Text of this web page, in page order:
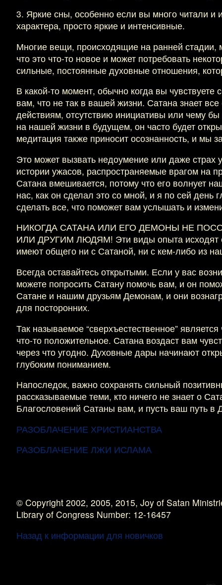
3. Яркие сны, особенно если вы много читали и
характера, просто яркие и интенсивные.
Многие вещи, происходящие на ранней
что это что-то новое и может потребовать
сильные, постоянные духовные отношения,
В какой-то момент, обычно когда вы
вам, что не так в вашей жизни. Сатана знает
действиям, отсутствию инициативы или чему
на нашей жизни в будущем, он часто будет
медитация также приносит осознанность, и мы
Это может вызвать недоумение или даже
истории ужасов, распространяемые врагом на
Сатана вмешивается, потому что его волнует
нас, как он сделал это со мной, и я по сей день
сделать все, что поможет вам услышать и
НИКОГДА САТАНА ИЛИ ЕГО ДЕМОНЫ НЕ
ИЛИ ДРУГИМ ЛЮДЯМ! Эти виды опыта исходят
имеют общего ни с Сатаной, ни с кем-либо из
Всегда оставайтесь открытыми. Если у вас
можете попросить Сатану помочь вам, и он
Сатане и нашим друзьям Демонам, и они
для посторонних.
Так называемое “сверхъестественное”
что-то положительное. Сатана воздаст вам
через что угодно. Духовные дары начинают
глубоким пониманием.
Напоследок, важно сохранять сильный
рассказываемые теми, кто ничего не знает о
Благословений Сатаны вам, и пусть ваш путь
РАЗОБЛАЧЕНИЕ ХРИСТИАНСТВА
РАЗОБЛАЧЕНИЕ ЛЖИ ИСЛАМА
© Copyright 2002, 2005, 2015, Joy of Satan
Library of Congress Number: 12-16457
Назад к информации для новичков